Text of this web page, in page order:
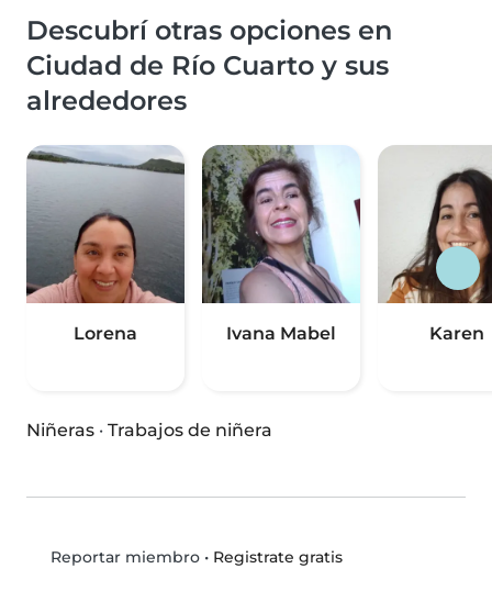
Descubrí otras opciones en
Ciudad de Río Cuarto y sus
alrededores
Lorena Ivana Mabel Karen
Niñeras · Trabajos de niñera
Reportar miembro• Registrate gratis